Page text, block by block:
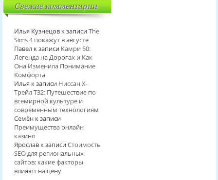
Свежие комментарии
Илья Кузнецовк записиThe
Sims 4 покажут в августе
Павелк записи Камри 50:
Легенда на Дорогах и Как
Она Изменила Понимание
Комфорта
Илья к записи Ниссан Х-
Трейл T32: Путешествие по
всемирной культуре и
современным технологиям
Семёнк записи
Преимущества онлайн
казино
Ярославк записиСтоимость
SEO для региональных
сайтов: какие факторы
влияют на цену